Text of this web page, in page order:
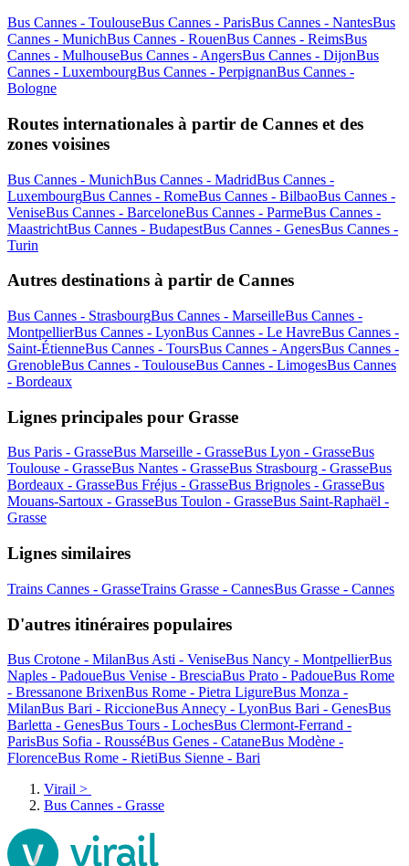
Bus Cannes - ToulouseBus Cannes - ParisBus Cannes - NantesBus
Cannes - MunichBus Cannes - RouenBus Cannes - ReimsBus
Cannes - MulhouseBus Cannes - AngersBus Cannes - DijonBus
Cannes - LuxembourgBus Cannes - PerpignanBus Cannes -
Bologne
Routes internationales à partir de Cannes et des
zones voisines
Bus Cannes - MunichBus Cannes - MadridBus Cannes -
LuxembourgBus Cannes - RomeBus Cannes - BilbaoBus Cannes -
VeniseBus Cannes - BarceloneBus Cannes - ParmeBus Cannes -
MaastrichtBus Cannes - BudapestBus Cannes - GenesBus Cannes -
Turin
Autres destinations à partir de Cannes
Bus Cannes - StrasbourgBus Cannes - MarseilleBus Cannes -
MontpellierBus Cannes - LyonBus Cannes - Le HavreBus Cannes -
Saint-ÉtienneBus Cannes - ToursBus Cannes - AngersBus Cannes -
GrenobleBus Cannes - ToulouseBus Cannes - LimogesBus Cannes
- Bordeaux
Lignes principales pour Grasse
Bus Paris - GrasseBus Marseille - GrasseBus Lyon - GrasseBus
Toulouse - GrasseBus Nantes - GrasseBus Strasbourg - GrasseBus
Bordeaux - GrasseBus Fréjus - GrasseBus Brignoles - GrasseBus
Mouans-Sartoux - GrasseBus Toulon - GrasseBus Saint-Raphaël -
Grasse
Lignes similaires
Trains Cannes - GrasseTrains Grasse - CannesBus Grasse - Cannes
D'autres itinéraires populaires
Bus Crotone - MilanBus Asti - VeniseBus Nancy - MontpellierBus
Naples - PadoueBus Venise - BresciaBus Prato - PadoueBus Rome
- Bressanone BrixenBus Rome - Pietra LigureBus Monza -
MilanBus Bari - RiccioneBus Annecy - LyonBus Bari - GenesBus
Barletta - GenesBus Tours - LochesBus Clermont-Ferrand -
ParisBus Sofia - RousséBus Genes - CataneBus Modène -
FlorenceBus Rome - RietiBus Sienne - Bari
Virail >
Bus Cannes - Grasse